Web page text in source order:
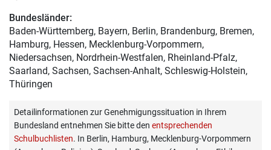
Bundesländer:
Baden-Württemberg, Bayern, Berlin, Brandenburg, Bremen,
Hamburg, Hessen, Mecklenburg-Vorpommern,
Niedersachsen, Nordrhein-Westfalen, Rheinland-Pfalz,
Saarland, Sachsen, Sachsen-Anhalt, Schleswig-Holstein,
Thüringen
Detailinformationen zur Genehmigungssituation in Ihrem
Bundesland entnehmen Sie bitte den entsprechenden
Schulbuchlisten. In Berlin, Hamburg, Mecklenburg-Vorpommern